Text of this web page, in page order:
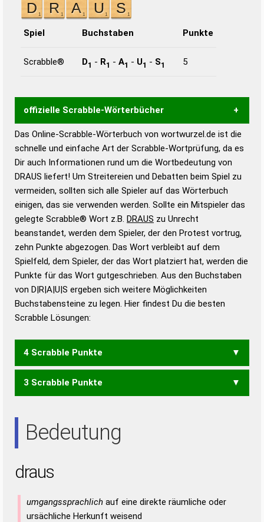
Spiel Buchstaben Punkte
Scrabble® D1 - R1 - A1 - U1 - S1 5
offizielle Scrabble-Wörterbücher
Wortwurzel liefert mit Hilfe eines semantischen
Wortanalyse-Algorithmus gute Anhaltspunkte zu
Wortbedeutung, Worttrennung und Wortform, um die
Gültigkeit eines Wortes für das Scrabble-Spiel zu
bestimmen!
zugelassene Turnier Scrabble-
Wörterbücher sind:
Duden – Standardwerk in 12 Bänden
Duden – Richtiges und gutes
Deutsch
Duden – Die deutsche Grammatik
Duden – Deutsches
Das Online-Scrabble-Wörterbuch von wortwurzel.de ist die
schnelle und einfache Art der Scrabble-Wortprüfung, da es
Dir auch Informationen rund um die Wortbedeutung von
DRAUS liefert! Um Streitereien und Debatten beim Spiel zu
vermeiden, sollten sich alle Spieler auf das Wörterbuch
einigen, das sie verwenden werden. Sollte ein Mitspieler das
gelegte Scrabble® Wort z.B. DRAUS zu Unrecht
beanstandet, werden dem Spieler, der den Protest vortrug,
zehn Punkte abgezogen. Das Wort verbleibt auf dem
Spielfeld, dem Spieler, der das Wort platziert hat, werden die
Punkte für das Wort gutgeschrieben. Aus den Buchstaben
von D|R|A|U|S ergeben sich weitere Möglichkeiten
Buchstabensteine zu legen. Hier findest Du die besten
Scrabble Lösungen:
4 Scrabble Punkte
DAUS RADS SAUR
3 Scrabble Punkte
SUR UDS URS USA
Bedeutung
draus
umgangssprachlich auf eine direkte räumliche oder
ursächliche Herkunft weisend